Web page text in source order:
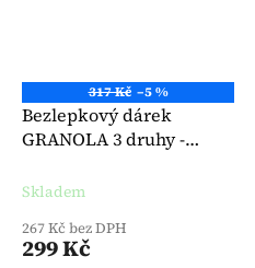
317 Kč –5 %
Bezlepkový dárek
GRANOLA 3 druhy -
Skladem
267 Kč bez DPH
299 Kč